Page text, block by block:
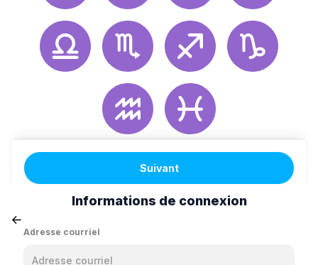
Suivant
Informations de connexion
Adresse courriel